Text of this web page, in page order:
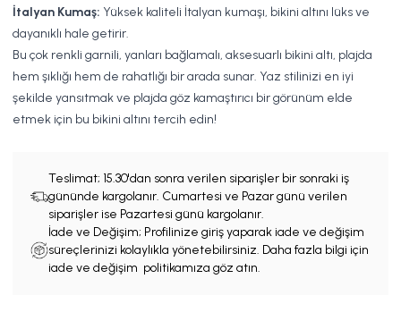
İtalyan Kumaş: Yüksek kaliteli İtalyan kumaşı, bikini altını lüks ve
dayanıklı hale getirir.
Bu çok renkli garnili, yanları bağlamalı, aksesuarlı bikini altı, plajda
hem şıklığı hem de rahatlığı bir arada sunar. Yaz stilinizi en iyi
şekilde yansıtmak ve plajda göz kamaştırıcı bir görünüm elde
etmek için bu bikini altını tercih edin!
Teslimat; 15.30'dan sonra verilen siparişler bir sonraki iş
gününde kargolanır. Cumartesi ve Pazar günü verilen
siparişler ise Pazartesi günü kargolanır.
İade ve Değişim; Profilinize giriş yaparak iade ve değişim
süreçlerinizi kolaylıkla yönetebilirsiniz. Daha fazla bilgi için
iade ve değişim politikamıza göz atın.